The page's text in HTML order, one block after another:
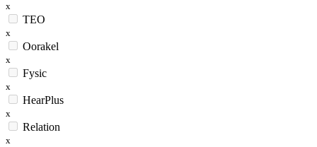
x
TEO
x
Oorakel
x
Fysic
x
HearPlus
x
Relation
x